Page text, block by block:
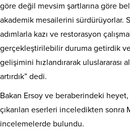
göre değil mevsim şartlarına göre
akademik mesailerini sürdürüyorlar.
adımlarla kazı ve restorasyon
gerçekleştirilebilir duruma getirdik
gelişimini hızlandırarak
artırdık” dedi.
Bakan Ersoy ve beraberindeki
çıkarılan eserleri inceledikten sonra
incelemelerde bulundu.